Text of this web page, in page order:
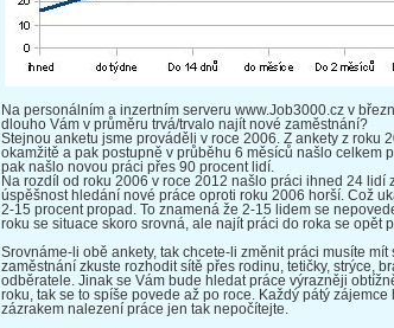
Na personálním a inzertním serveru www.Job3000.cz v
dlouho Vám v průměru trvá/trvalo najít nové zaměstnání?
Stejnou anketu jsme prováděli v roce 2006. Z ankety z roku
okamžitě a pak postupně v průběhu 6 měsíců našlo celkem
pak našlo novou práci přes 90 procent lidí.
Na rozdíl od roku 2006 v roce 2012 našlo práci ihned 24 lidí
úspěšnost hledání nové práce oproti roku 2006 horší. Což
2-15 procent propad. To znamená že 2-15 lidem se
roku se situace skoro srovná, ale najít práci do roka se opět
Srovnáme-li obě ankety, tak chcete-li změnit práci musíte mít
zaměstnání zkuste rozhodit sítě přes rodinu, tetičky, strýce,
odběratele. Jinak se Vám bude hledat práce výrazněji
roku, tak se to spíše povede až po roce. Každý pátý
zázrakem nalezení práce jen tak nepočítejte.